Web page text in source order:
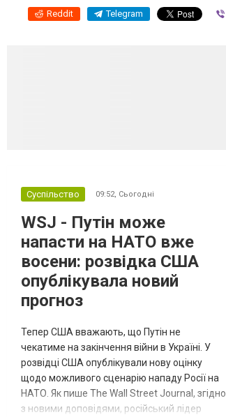
Reddit Telegram
Суспільство 09:52, Сьогодні
WSJ - Путін може
напасти на НАТО вже
восени: розвідка США
опублікувала новий
прогноз
Тепер США вважають, що Путін не
чекатиме на закінчення війни в Україні. У
розвідці США опублікували нову оцінку
щодо можливого сценарію нападу Росії на
НАТО. Як пише The Wall Street Journal, згідно
з новими доповідями, російський лідер